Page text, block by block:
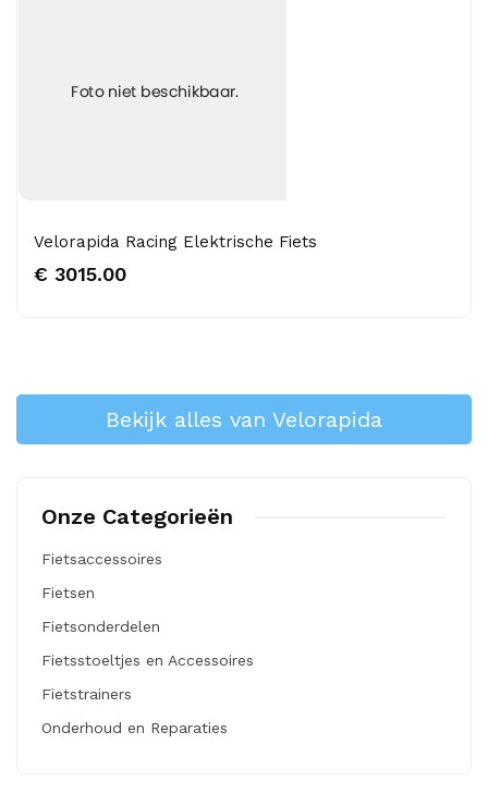
Velorapida Racing Elektrische Fiets
€ 3015.00
Bekijk alles van Velorapida
Onze Categorieën
Fietsaccessoires
Fietsen
Fietsonderdelen
Fietsstoeltjes en Accessoires
Fietstrainers
Onderhoud en Reparaties